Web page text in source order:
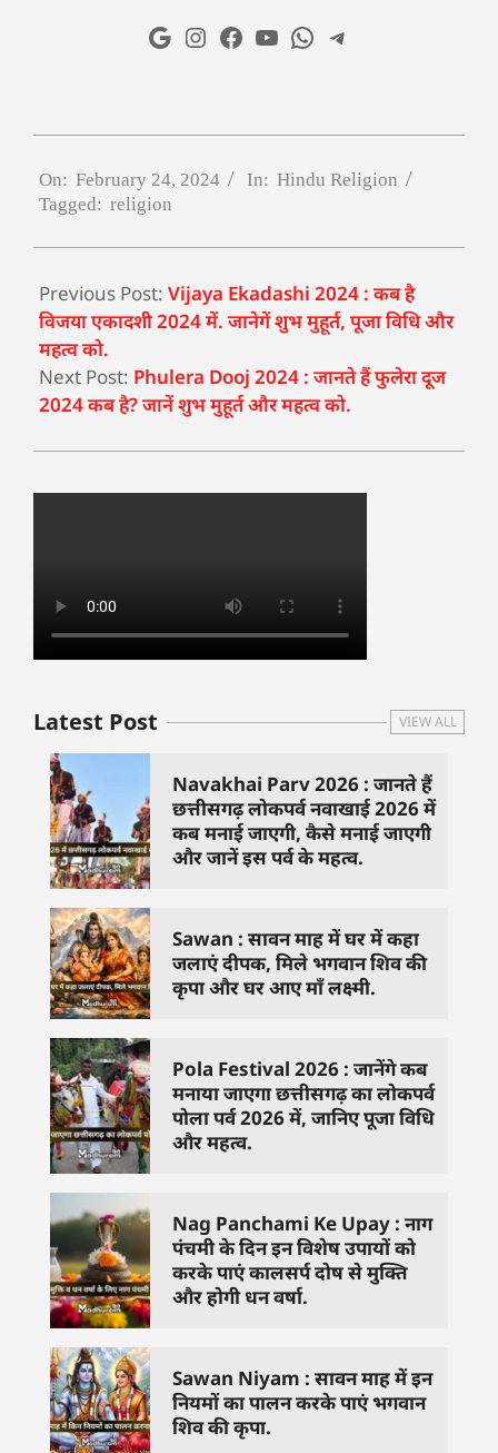
On: February 24, 2024 In: Hindu Religion
Tagged: religion
Previous Post: Vijaya Ekadashi 2024 : कब है
विजया एकादशी 2024 में. जानेगें शुभ मुहूर्त, पूजा विधि और
महत्व को.
Next Post: Phulera Dooj 2024 : जानते हैं फुलेरा दूज
2024 कब है? जानें शुभ मुहूर्त और महत्व को.
Latest Post VIEW ALL
Navakhai Parv 2026 : जानते हैं
छत्तीसगढ़ लोकपर्व नवाखाई 2026 में
कब मनाई जाएगी, कैसे मनाई जाएगी
और जानें इस पर्व के महत्व.
Sawan : सावन माह में घर में कहा
जलाएं दीपक, मिले भगवान शिव की
कृपा और घर आए माँ लक्ष्मी.
Pola Festival 2026 : जानेंगे कब
मनाया जाएगा छत्तीसगढ़ का लोकपर्व
पोला पर्व 2026 में, जानिए पूजा विधि
और महत्व.
Nag Panchami Ke Upay : नाग
पंचमी के दिन इन विशेष उपायों को
करके पाएं कालसर्प दोष से मुक्ति
और होगी धन वर्षा.
Sawan Niyam : सावन माह में इन
नियमों का पालन करके पाएं भगवान
शिव की कृपा.